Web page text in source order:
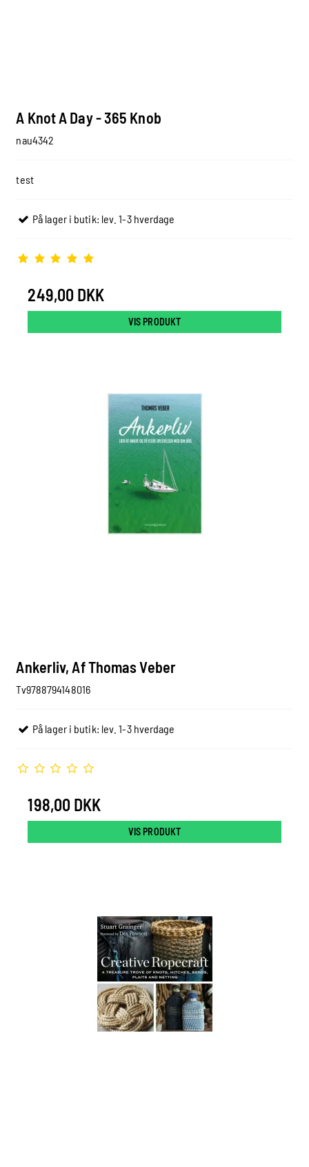
A Knot A Day - 365 Knob
nau4342
test
På lager i butik: lev. 1-3 hverdage
249,00 DKK
VIS PRODUKT
Ankerliv, Af Thomas Veber
Tv9788794148016
På lager i butik: lev. 1-3 hverdage
198,00 DKK
VIS PRODUKT